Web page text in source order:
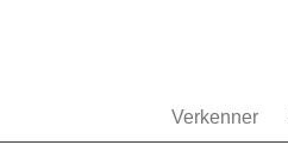
Verkenner